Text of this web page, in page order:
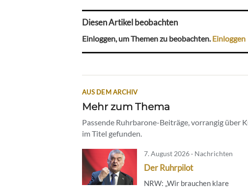
Diesen Artikel beobachten
Einloggen, um Themen zu beobachten.Einloggen
AUS DEM ARCHIV
Mehr zum Thema
Passende Ruhrbarone-Beiträge, vorrangig über
im Titel gefunden.
7. August 2026 · Nachrichten
Der Ruhrpilot
NRW: „Wir brauchen klare